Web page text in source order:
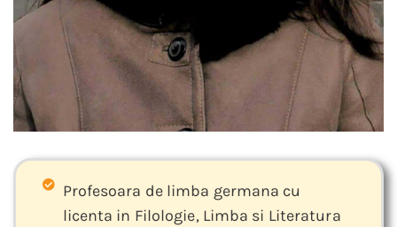
Profesoara de limba germana cu
licenta in Filologie, Limba si Literatura